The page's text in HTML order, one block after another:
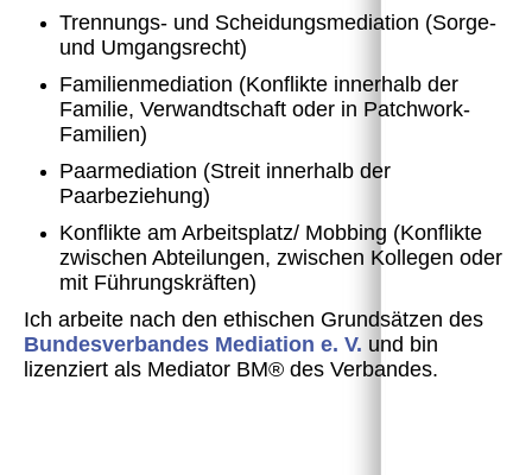
Trennungs- und Scheidungsmediation (Sorge-
und Umgangsrecht)
Familienmediation (Konflikte innerhalb der
Familie, Verwandtschaft oder in Patchwork-
Familien)
Paarmediation (Streit innerhalb der
Paarbeziehung)
Konflikte am Arbeitsplatz/ Mobbing (Konflikte
zwischen Abteilungen, zwischen Kollegen oder
mit Führungskräften)
Ich arbeite nach den ethischen Grundsätzen des
Bundesverbandes Mediation e. V. und bin
lizenziert als Mediator BM® des Verbandes.